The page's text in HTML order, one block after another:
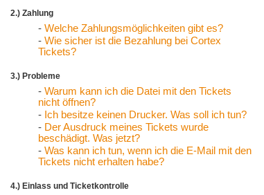
2.) Zahlung
- Welche Zahlungsmöglichkeiten gibt es?
- Wie sicher ist die Bezahlung bei Cortex
Tickets?
3.) Probleme
- Warum kann ich die Datei mit den Tickets
nicht öffnen?
- Ich besitze keinen Drucker. Was soll ich tun?
- Der Ausdruck meines Tickets wurde
beschädigt. Was jetzt?
- Was kann ich tun, wenn ich die E-Mail mit den
Tickets nicht erhalten habe?
4.) Einlass und Ticketkontrolle